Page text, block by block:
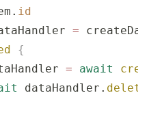
id
=
{
= await
dataHandler.